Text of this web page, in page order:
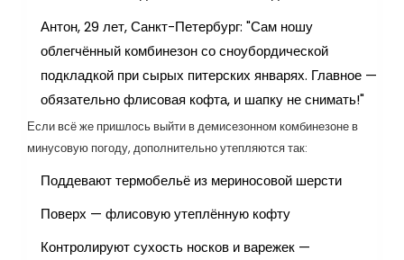
Антон, 29 лет, Санкт-Петербург: "Сам ношу
облегчённый комбинезон со сноубордической
подкладкой при сырых питерских январях. Главное —
обязательно флисовая кофта, и шапку не снимать!"
Если всё же пришлось выйти в демисезонном комбинезоне в
минусовую погоду, дополнительно утепляются так:
Поддевают термобельё из мериносовой шерсти
Поверх — флисовую утеплённую кофту
Контролируют сухость носков и варежек —